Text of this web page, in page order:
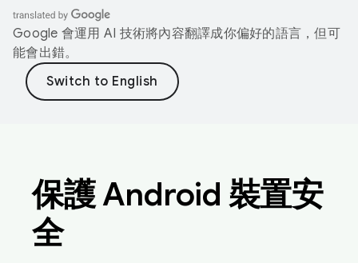
Google 會運用 AI 技術將內容翻譯成你偏好的語言，但可
能會出錯。
保護 Android 裝置安
全